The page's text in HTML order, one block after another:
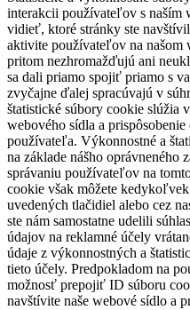
interakcii používateľov s naším
vidieť, ktoré stránky ste
aktivite používateľov na našom
pritom nezhromažďujú ani
sa dali priamo spojiť priamo s
zvyčajne ďalej spracúvajú v
štatistické súbory cookie slúžia
webového sídla a
používateľa. Výkonnostné a
na základe nášho oprávneného
správaniu používateľov na
cookie však môžete
uvedených tlačidiel alebo cez
ste nám samostatne udelili
údajov na reklamné účely
údaje z výkonnostných a
tieto účely. Predpokladom na
možnosť prepojiť ID súboru
navštívite naše webové sídlo a